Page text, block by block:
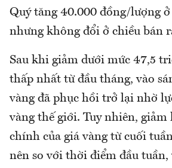
Quý tăng 40.000 đồng/lượng
nhưng không đổi ở chiều bán
Sau khi giảm dưới mức 47,5
thấp nhất từ đầu tháng, vào
vàng đã phục hồi trở lại nhờ
vàng thế giới. Tuy nhiên, giảm
chính của giá vàng từ cuối
nên so với thời điểm đầu tuần,